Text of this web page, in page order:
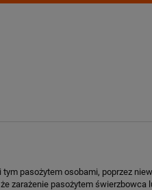
pasożytem osobami, poprzez
zarażenie pasożytem świerzbowca